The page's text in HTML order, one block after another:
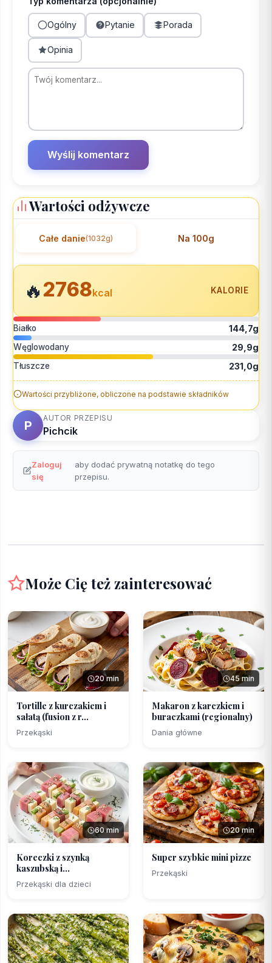
Ogólny Pytanie Porada
Opinia
Wartości odżywcze
Całe danie(1032g) Na 100g
🔥2768kcal KALORIE
Białko 144,7g
Węglowodany 29,9g
Tłuszcze 231,0g
Wartości przybliżone, obliczone na podstawie składników
P
AUTOR PRZEPISU
Pichcik
Zaloguj
się
aby dodać prywatną notatkę do tego
przepisu.
Może Cię też zainteresować
20 min
Tortille z kurczakiem i
sałatą (fusion z r...
Przekąski
45 min
Makaron z karczkiem i
buraczkami (regionalny)
Dania główne
60 min
Koreczki z szynką
kaszubską i
marynowanym ...
Przekąski dla dzieci
20 min
Super szybkie mini pizze
Przekąski